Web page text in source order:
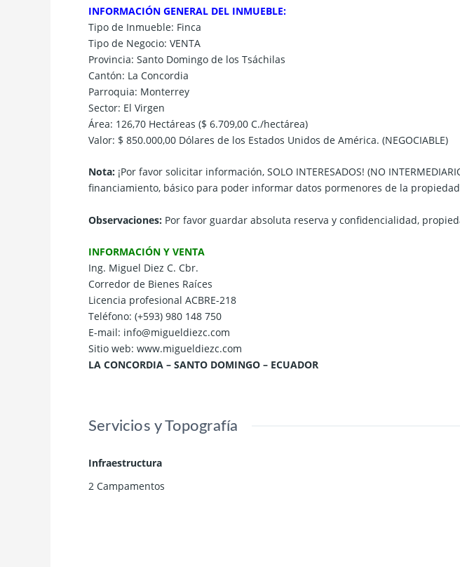
INFORMACIÓN GENERAL DEL INMUEBLE:
Tipo de Inmueble: Finca
Tipo de Negocio: VENTA
Provincia: Santo Domingo de los Tsáchilas
Cantón: La Concordia
Parroquia: Monterrey
Sector: El Virgen
Área: 126,70 Hectáreas ($ 6.709,00 C./hectárea)
Valor: $ 850.000,00 Dólares de los Estados Unidos de América. (NEGOCIABLE)
Nota: ¡Por favor solicitar información, SOLO INTERESADOS! (NO
financiamiento, básico para poder informar datos pormenores de la
Observaciones: Por favor guardar absoluta reserva y confidencialidad,
INFORMACIÓN Y VENTA
Ing. Miguel Diez C. Cbr.
Corredor de Bienes Raíces
Licencia profesional ACBRE-218
Teléfono: (+593) 980 148 750
E-mail: info@migueldiezc.com
Sitio web: www.migueldiezc.com
LA CONCORDIA – SANTO DOMINGO – ECUADOR
Servicios y Topografía
Infraestructura
2 Campamentos